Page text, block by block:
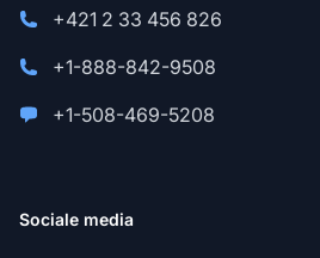
+421 2 33 456 826
+1-888-842-9508
+1-508-469-5208
Sociale media